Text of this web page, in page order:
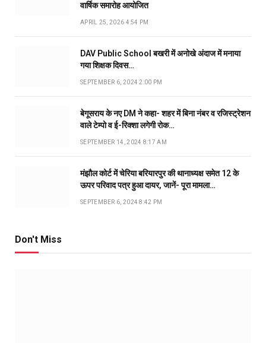
वार्षिक समारोह आयोजित
APRIL 25, 2026 4:54 PM
DAV Public School बखरी में अनोखे अंदाज में मनाया
गया शिक्षक दिवस…
SEPTEMBER 6, 2024 2:00 PM
बेगूसराय के नए DM ने कहा- शहर में बिना नंबर व रजिस्ट्रेशन
वाले टेम्पो व ई-रिक्शा लगेगी रोक…
SEPTEMBER 14, 2024 8:17 AM
मंझौल कोर्ट में चेरिया बरियारपुर की थानाध्यक्ष समेत 12 के
ऊपर परिवाद पत्र हुआ दायर, जानें- पूरा मामला…
SEPTEMBER 6, 2024 8:42 PM
Don't Miss